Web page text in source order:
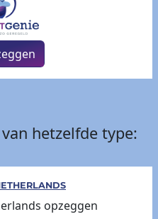
hetzelfde type: